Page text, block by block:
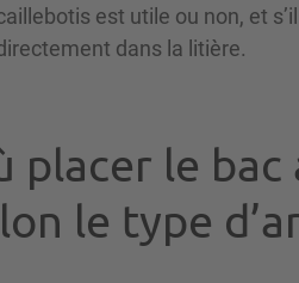
est utile ou non, et
dans la litière.
placer le
le type